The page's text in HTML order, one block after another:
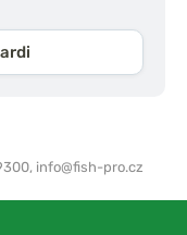
info@fish-pro.cz